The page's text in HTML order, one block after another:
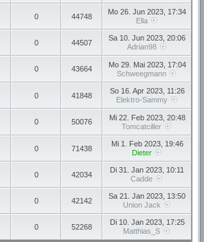
0 44748
Mo 26. Jun 2023, 17:34
Ella
0 44507
Sa 10. Jun 2023, 20:06
Adrian98
0 43664
Mo 29. Mai 2023, 17:04
Schweegmann
0 41848
So 16. Apr 2023, 11:26
Elektro-Sammy
0 50076
Mi 22. Feb 2023, 20:48
Tomcatciller
0 71438
Mi 1. Feb 2023, 19:46
Dieter
0 42034
Di 31. Jan 2023, 10:11
Cadde
0 42142
Sa 21. Jan 2023, 13:50
Union Jack
0 52268
Di 10. Jan 2023, 17:25
Matthias_S